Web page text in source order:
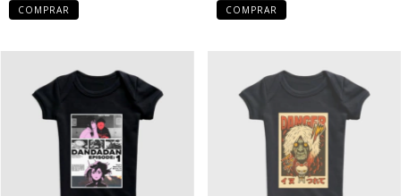
COMPRAR COMPRAR